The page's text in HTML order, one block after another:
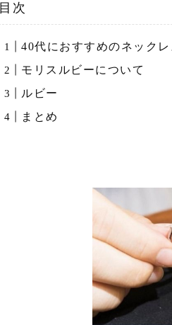
目次
40代におすすめのネックレ
モリスルビーについて
ルビー
まとめ